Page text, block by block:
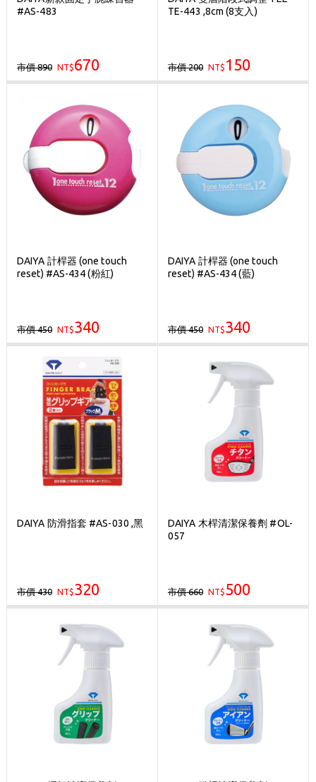
#AS-483
市價 890 NT$670
TE-443 ,8cm (8支入)
市價 200 NT$ 150
DAIYA 計桿器 (one touch
reset) #AS-434 (粉紅)
市價 450 NT$340
DAIYA 計桿器 (one touch
reset) #AS-434 (藍)
市價 450 NT$340
DAIYA 防滑指套 #AS-030 ,黑
市價 430 NT$320
DAIYA 木桿清潔保養劑 #OL-
057
市價 660 NT$500